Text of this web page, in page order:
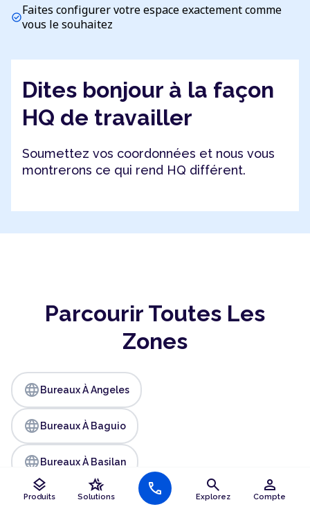
layers
Produits
hotel_class
Solutions call search
Explorez
person
Compte
check_circleFaites configurer votre espace exactement comme
vous le souhaitez
Dites bonjour à la façon
HQ de travailler
Soumettez vos coordonnées et nous vous
montrerons ce qui rend HQ différent.
Parcourir Toutes Les
Zones
language Bureaux À Angeles
language Bureaux À Baguio
language Bureaux À Basilan
languageBureaux À Bataan